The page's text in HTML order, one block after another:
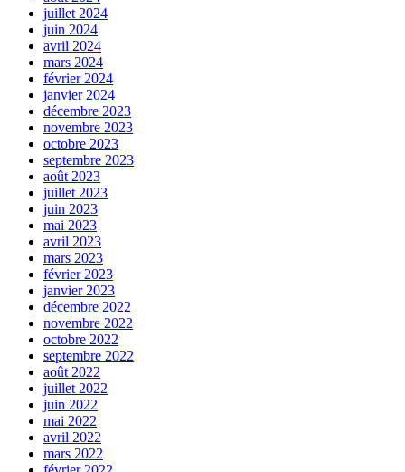
juillet 2024
juin 2024
avril 2024
mars 2024
février 2024
janvier 2024
décembre 2023
novembre 2023
octobre 2023
septembre 2023
août 2023
juillet 2023
juin 2023
mai 2023
avril 2023
mars 2023
février 2023
janvier 2023
décembre 2022
novembre 2022
octobre 2022
septembre 2022
août 2022
juillet 2022
juin 2022
mai 2022
avril 2022
mars 2022